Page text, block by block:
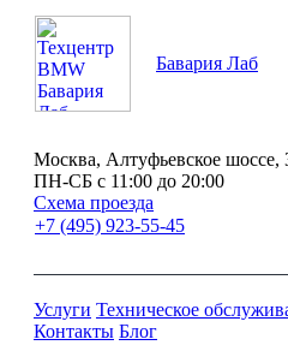
Бавария Лаб
Москва, Алтуфьевское шоссе,
ПН-СБ с 11:00 до 20:00
Схема проезда
+7 (495) 923-55-45
Услуги Техническое
Контакты Блог